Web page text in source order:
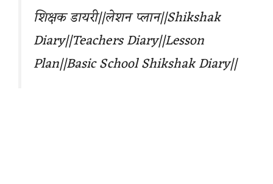
शिक्षक डायरी||लेशन प्लान||Shikshak
Diary||Teachers Diary||Lesson
Plan||Basic School Shikshak Diary||